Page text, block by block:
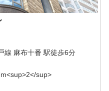
線 麻布十番 駅徒歩6分
sup>